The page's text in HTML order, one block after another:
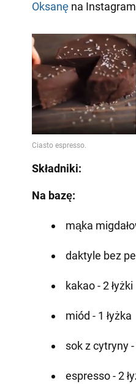
Oksanęna
Składniki:
Na bazę:
mąka
daktyle bez
kakao - 2 łyżki
miód - 1 łyżka
sok z cytryny -
espresso - 2